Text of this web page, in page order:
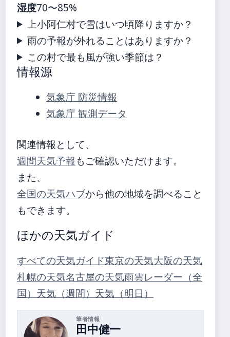
湿度70〜85%
上小阿仁村で雪はいつ頃降りますか？
雨の予報が外れることはありますか？
この村で最も風が強い季節は？
情報源
気象庁 防災情報
気象庁 観測データ
関連情報として、
週間天気予報もご確認いただけます。
また、
全国の天気ハブから他の地域を調べること
もできます。
ほかの天気ガイド
すべての天気ガイド東京の天気大阪の天気
札幌の天気名古屋の天気雨雲レーダー（全
国） 天気（週間） 天気（明日）
筆者情報
田中健一